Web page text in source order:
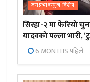
जनप्रभाबन्युज विशेष
सिरहा-२ मा फेरियो
यादवको पल्ला भारी,
6 MONTHS पहिले